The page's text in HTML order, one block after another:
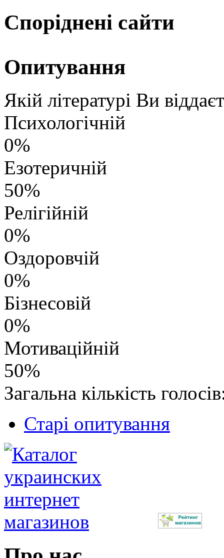
Споріднені сайти
Опитування
Якій літературі Ви
Психологічній
0%
Езотеричній
50%
Релігійній
0%
Оздоровчій
0%
Бізнесовій
0%
Мотиваційній
50%
Загальна кількість
Старі опитування